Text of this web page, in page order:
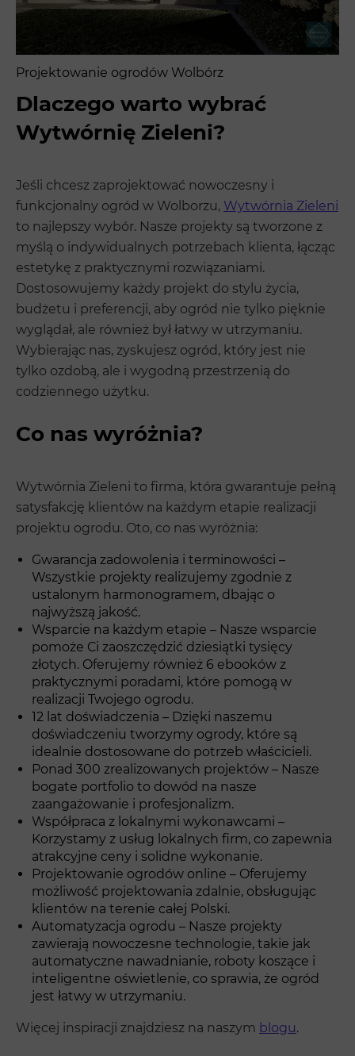
Projektowanie ogrodów Wolbórz
Dlaczego warto wybrać
Wytwórnię Zieleni?
Jeśli chcesz zaprojektować nowoczesny i
funkcjonalny ogród w Wolborzu, Wytwórnia Zieleni
to najlepszy wybór. Nasze projekty są tworzone z
myślą o indywidualnych potrzebach klienta, łącząc
estetykę z praktycznymi rozwiązaniami.
Dostosowujemy każdy projekt do stylu życia,
budżetu i preferencji, aby ogród nie tylko pięknie
wyglądał, ale również był łatwy w utrzymaniu.
Wybierając nas, zyskujesz ogród, który jest nie
tylko ozdobą, ale i wygodną przestrzenią do
codziennego użytku.
Co nas wyróżnia?
Wytwórnia Zieleni to firma, która gwarantuje pełną
satysfakcję klientów na każdym etapie realizacji
projektu ogrodu. Oto, co nas wyróżnia:
Gwarancja zadowolenia i terminowości –
Wszystkie projekty realizujemy zgodnie z
ustalonym harmonogramem, dbając o
najwyższą jakość.
Wsparcie na każdym etapie – Nasze wsparcie
pomoże Ci zaoszczędzić dziesiątki tysięcy
złotych. Oferujemy również 6 ebooków z
praktycznymi poradami, które pomogą w
realizacji Twojego ogrodu.
12 lat doświadczenia – Dzięki naszemu
doświadczeniu tworzymy ogrody, które są
idealnie dostosowane do potrzeb właścicieli.
Ponad 300 zrealizowanych projektów – Nasze
bogate portfolio to dowód na nasze
zaangażowanie i profesjonalizm.
Współpraca z lokalnymi wykonawcami –
Korzystamy z usług lokalnych firm, co zapewnia
atrakcyjne ceny i solidne wykonanie.
Projektowanie ogrodów online – Oferujemy
możliwość projektowania zdalnie, obsługując
klientów na terenie całej Polski.
Automatyzacja ogrodu – Nasze projekty
zawierają nowoczesne technologie, takie jak
automatyczne nawadnianie, roboty koszące i
inteligentne oświetlenie, co sprawia, że ogród
jest łatwy w utrzymaniu.
Więcej inspiracji znajdziesz na naszym blogu.